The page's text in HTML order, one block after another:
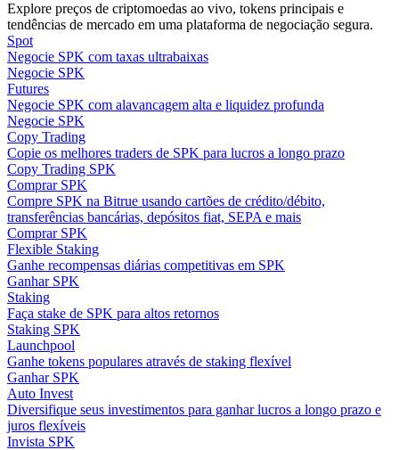
Estratégias de negociação
Aprenda como se manter lucrativo
Ganhar
Explore preços de criptomoedas ao vivo, tokens principais e
tendências de mercado em uma plataforma de negociação segura.
Spot
Negocie SPK com taxas ultrabaixas
Negocie SPK
Futures
Negocie SPK com alavancagem alta e liquidez profunda
Negocie SPK
Copy Trading
Copie os melhores traders de SPK para lucros a longo prazo
Copy Trading SPK
Comprar SPK
Compre SPK na Bitrue usando cartões de crédito/débito,
transferências bancárias, depósitos fiat, SEPA e mais
Comprar SPK
Flexible Staking
Ganhe recompensas diárias competitivas em SPK
Ganhar SPK
Staking
Faça stake de SPK para altos retornos
Staking SPK
Launchpool
Ganhe tokens populares através de staking flexível
Ganhar SPK
Auto Invest
Diversifique seus investimentos para ganhar lucros a longo prazo e
juros flexíveis
Invista SPK